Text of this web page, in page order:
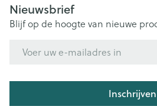
Nieuwsbrief
Blijf op de hoogte van nieuwe
Inschrijven